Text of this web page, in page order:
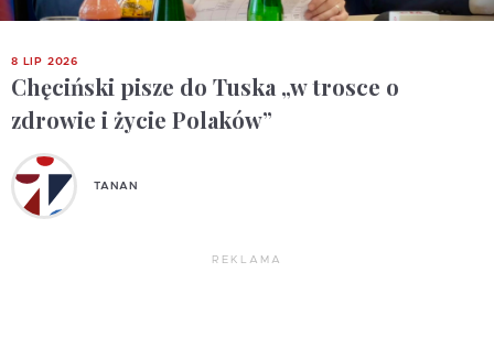
8 LIP 2026
Chęciński pisze do Tuska „w trosce o
zdrowie i życie Polaków”
TANAN
REKLAMA